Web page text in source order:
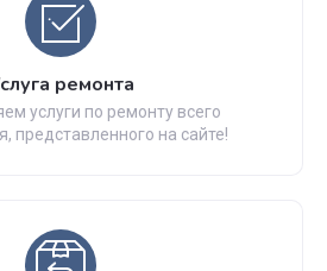
ремонта
услуги по ремонту всего
представленного на сайте!